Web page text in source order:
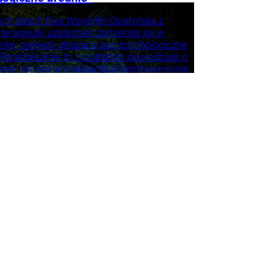
latach Ewa Woydyłło-Osiatyńska z
uzależnień zamieniła się w
niekiedy głoszącą pop-psychologiczne
to, co ostatnio powiedziała o
nie jest ani najbardziej kontrowersyjne,